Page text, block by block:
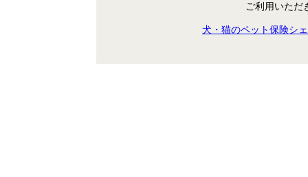
ご利用いただ
犬・猫のペット保険シ